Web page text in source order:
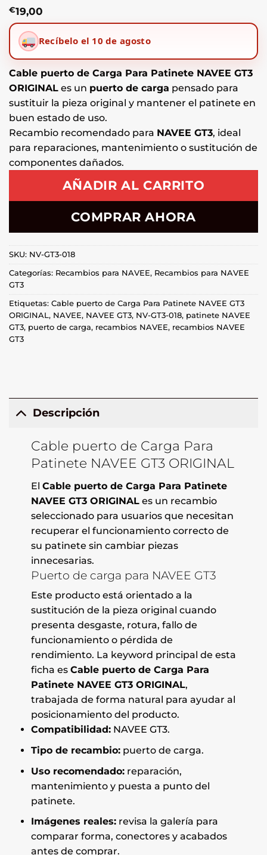
€19,00
Recíbelo el 10 de agosto
Cable puerto de Carga Para Patinete NAVEE GT3
ORIGINAL es un puerto de carga pensado para
sustituir la pieza original y mantener el patinete en
buen estado de uso.
Recambio recomendado para NAVEE GT3, ideal
para reparaciones, mantenimiento o sustitución de
componentes dañados.
AÑADIR AL CARRITO
COMPRAR AHORA
SKU: NV-GT3-018
Categorías: Recambios para NAVEE, Recambios para NAVEE
GT3
Etiquetas: Cable puerto de Carga Para Patinete NAVEE GT3
ORIGINAL, NAVEE, NAVEE GT3, NV-GT3-018, patinete NAVEE
GT3, puerto de carga, recambios NAVEE, recambios NAVEE
GT3
Descripción
Cable puerto de Carga Para
Patinete NAVEE GT3 ORIGINAL
El Cable puerto de Carga Para Patinete
NAVEE GT3 ORIGINALes un recambio
seleccionado para usuarios que necesitan
recuperar el funcionamiento correcto de
su patinete sin cambiar piezas
innecesarias.
Puerto de carga para NAVEE GT3
Este producto está orientado a la
sustitución de la pieza original cuando
presenta desgaste, rotura, fallo de
funcionamiento o pérdida de
rendimiento. La keyword principal de esta
ficha es Cable puerto de Carga Para
Patinete NAVEE GT3 ORIGINAL,
trabajada de forma natural para ayudar al
posicionamiento del producto.
Compatibilidad:NAVEE GT3.
Tipo de recambio:puerto de carga.
Uso recomendado:reparación,
mantenimiento y puesta a punto del
patinete.
Imágenes reales:revisa la galería para
comparar forma, conectores y acabados
antes de comprar.